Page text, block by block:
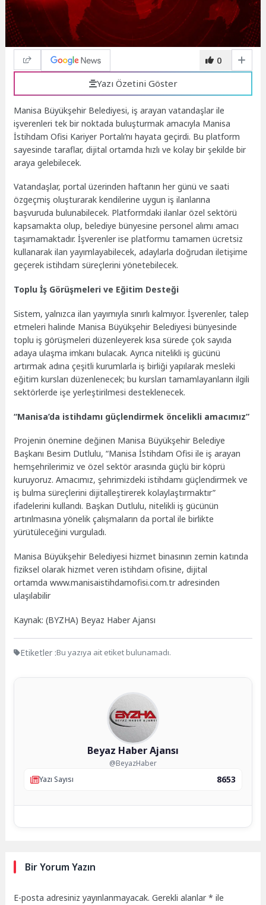
0
Yazı Özetini Göster
Manisa Büyükşehir Belediyesi, iş arayan vatandaşlar ile
işverenleri tek bir noktada buluşturmak amacıyla Manisa
İstihdam Ofisi Kariyer Portalı’nı hayata geçirdi. Bu platform
sayesinde taraflar, dijital ortamda hızlı ve kolay bir şekilde bir
araya gelebilecek.
Vatandaşlar, portal üzerinden haftanın her günü ve saati
özgeçmiş oluşturarak kendilerine uygun iş ilanlarına
başvuruda bulunabilecek. Platformdaki ilanlar özel sektörü
kapsamakta olup, belediye bünyesine personel alımı amacı
taşımamaktadır. İşverenler ise platformu tamamen ücretsiz
kullanarak ilan yayımlayabilecek, adaylarla doğrudan iletişime
geçerek istihdam süreçlerini yönetebilecek.
Toplu İş Görüşmeleri ve Eğitim Desteği
Sistem, yalnızca ilan yayımıyla sınırlı kalmıyor. İşverenler, talep
etmeleri halinde Manisa Büyükşehir Belediyesi bünyesinde
toplu iş görüşmeleri düzenleyerek kısa sürede çok sayıda
adaya ulaşma imkanı bulacak. Ayrıca nitelikli iş gücünü
artırmak adına çeşitli kurumlarla iş birliği yapılarak mesleki
eğitim kursları düzenlenecek; bu kursları tamamlayanların ilgili
sektörlerde işe yerleştirilmesi desteklenecek.
“Manisa’da istihdamı güçlendirmek öncelikli amacımız”
Projenin önemine değinen Manisa Büyükşehir Belediye
Başkanı Besim Dutlulu, “Manisa İstihdam Ofisi ile iş arayan
hemşehrilerimiz ve özel sektör arasında güçlü bir köprü
kuruyoruz. Amacımız, şehrimizdeki istihdamı güçlendirmek ve
iş bulma süreçlerini dijitalleştirerek kolaylaştırmaktır”
ifadelerini kullandı. Başkan Dutlulu, nitelikli iş gücünün
artırılmasına yönelik çalışmaların da portal ile birlikte
yürütüleceğini vurguladı.
Manisa Büyükşehir Belediyesi hizmet binasının zemin katında
fiziksel olarak hizmet veren istihdam ofisine, dijital
ortamda www.manisaistihdamofisi.com.tr adresinden
ulaşılabilir
Kaynak: (BYZHA) Beyaz Haber Ajansı
Etiketler :Bu yazıya ait etiket bulunamadı.
Beyaz Haber Ajansı
@BeyazHaber
Yazı Sayısı
8653
Bir Yorum Yazın
E-posta adresiniz yayınlanmayacak. Gerekli alanlar* ile